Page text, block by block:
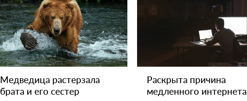
Медведица растерзала
брата и его сестер
Раскрыта причина
медленного интернета